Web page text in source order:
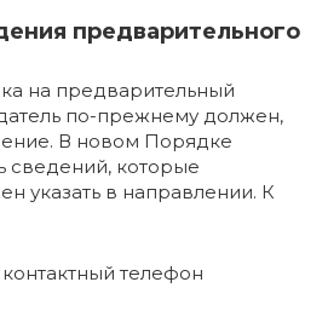
предварительного
на предварительный
по-прежнему должен,
В новом Порядке
сведений, которые
указать в направлении. К
телефон